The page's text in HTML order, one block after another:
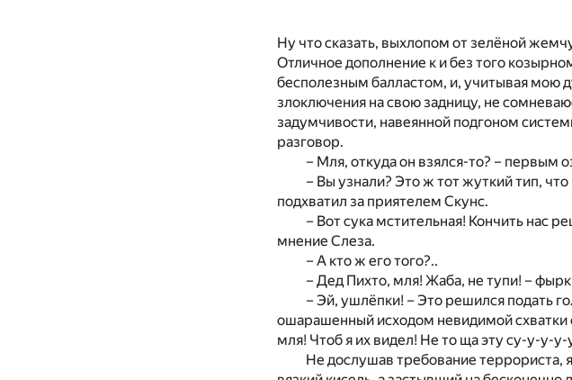
Ну что сказать, выхлопом от зелёной
Отличное дополнение к и без того
бесполезным балластом, и, учитывая мою
злоключения на свою задницу, не
задумчивости, навеянной подгоном
разговор.
– Мля, откуда он взялся-то? – первым
– Вы узнали? Это ж тот жуткий тип,
подхватил за приятелем Скунс.
– Вот сука мстительная! Кончить нас
мнение Слеза.
– А кто ж его того?..
– Дед Пихто, мля! Жаба, не тупи! –
– Эй, ушлёпки! – Это решился подать
ошарашенный исходом невидимой схватки
мля! Чтоб я их видел! Не то ща эту су-у-у-
Не дослушав требование террориста,